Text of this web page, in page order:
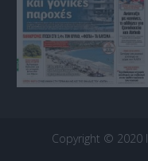
Copyright © 2020